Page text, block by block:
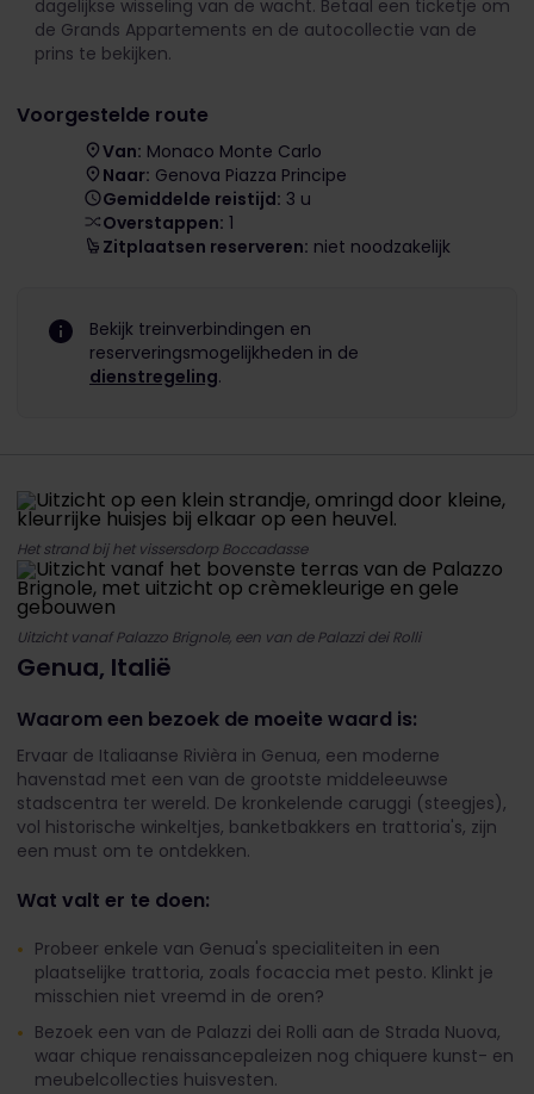
dagelijkse wisseling van de wacht. Betaal een ticketje om
de Grands Appartements en de autocollectie van de
prins te bekijken.
Voorgestelde route
Van: Monaco Monte Carlo
Naar: Genova Piazza Principe
Gemiddelde reistijd: 3 u
Overstappen: 1
Zitplaatsen reserveren: niet noodzakelijk
Bekijk treinverbindingen en
reserveringsmogelijkheden in de
dienstregeling.
Het strand bij het vissersdorp Boccadasse
Uitzicht vanaf Palazzo Brignole, een van de Palazzi dei Rolli
Genua, Italië
Waarom een bezoek de moeite waard is:
Ervaar de Italiaanse Rivièra in Genua, een moderne
havenstad met een van de grootste middeleeuwse
stadscentra ter wereld. De kronkelende caruggi (steegjes),
vol historische winkeltjes, banketbakkers en trattoria's, zijn
een must om te ontdekken.
Wat valt er te doen:
Probeer enkele van Genua's specialiteiten in een
plaatselijke trattoria, zoals focaccia met pesto. Klinkt je
misschien niet vreemd in de oren?
Bezoek een van de Palazzi dei Rolli aan de Strada Nuova,
waar chique renaissancepaleizen nog chiquere kunst- en
meubelcollecties huisvesten.